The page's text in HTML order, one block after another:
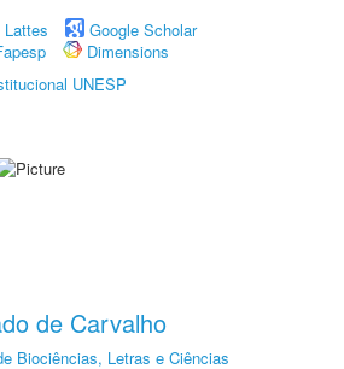
Lattes
Google Scholar
Dimensions
UNESP
de Carvalho
Biociências, Letras e Ciências